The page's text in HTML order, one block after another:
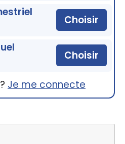
Choisir
Choisir
Je me connecte